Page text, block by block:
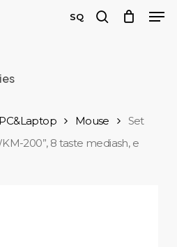
SQ
PC&Laptop Mouse
Set
200”, 8 taste mediash, e